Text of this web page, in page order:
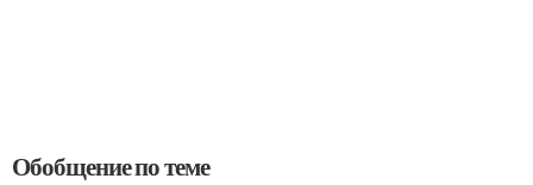
Обобщение по теме